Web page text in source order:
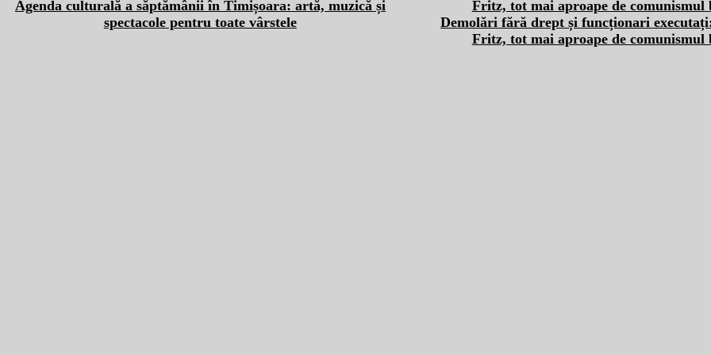
Agenda culturală a săptămânii în Timișoara: artă, muzică și
spectacole pentru toate vârstele
Demolări fără drept și funcționari
Fritz, tot mai aproape de comunismul